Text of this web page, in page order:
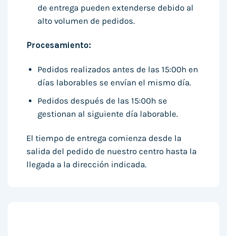
de entrega pueden extenderse debido al
alto volumen de pedidos.
Procesamiento:
Pedidos realizados antes de las 15:00h en
días laborables se envían el mismo día.
Pedidos después de las 15:00h se
gestionan al siguiente día laborable.
El tiempo de entrega comienza desde la
salida del pedido de nuestro centro hasta la
llegada a la dirección indicada.